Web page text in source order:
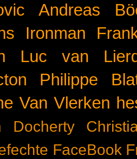
Andreas
Ironman
Luc van
Philippe
Van Vlerken
Docherty
FaceBook